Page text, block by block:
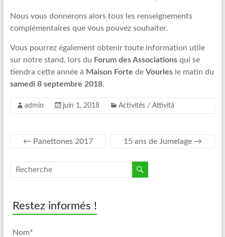
Nous vous donnerons alors tous les renseignements
complémentaires que vous pouvez souhaiter.
Vous pourrez également obtenir toute information utile
sur notre stand, lors du Forum des Associationsqui se
tiendra cette année à Maison Forte de Vourlesle matin du
samedi 8 septembre 2018.
admin juin 1, 2018 Activités / Attività
← Panettones 2017 15 ans de Jumelage →
Restez informés !
Nom*